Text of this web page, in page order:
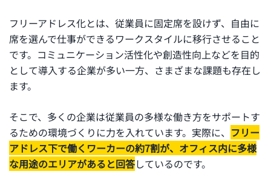
フリーアドレス化とは、従業員に固定席を設けず、自由に
席を選んで仕事ができるワークスタイルに移行させること
です。コミュニケーション活性化や創造性向上などを目的
として導入する企業が多い一方、さまざまな課題も存在し
ます。
そこで、多くの企業は従業員の多様な働き方をサポートす
るための環境づくりに力を入れています。実際に、 フリー
アドレス下で働くワーカーの約7割が、オフィス内に多様
な用途のエリアがあると回答しているのです。